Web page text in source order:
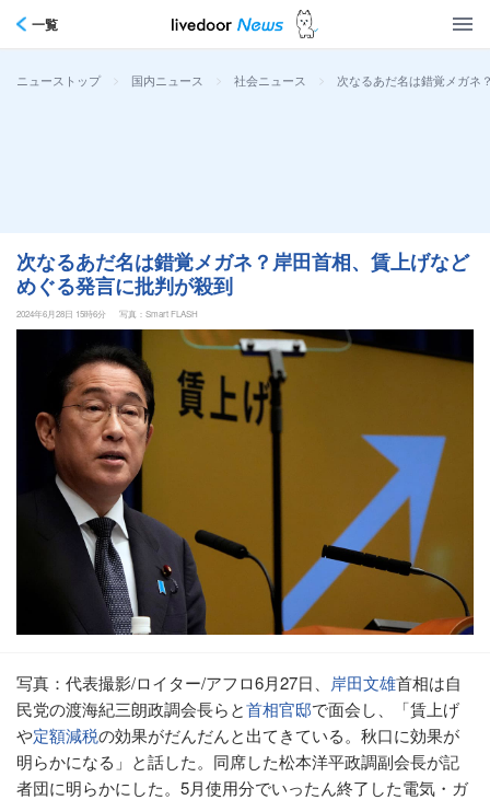
一覧
ニューストップ > 国内ニュース > 社会ニュース > 次なるあだ名は錯覚メガネ
次なるあだ名は錯覚メガネ？岸田首相、賃上げなど
めぐる発言に批判が殺到
2024年6月28日 15時6分 写真：Smart FLASH
写真：代表撮影/ロイター/アフロ6月27日、 岸田文雄首相は自
民党の渡海紀三朗政調会長らと首相官邸で面会し、「賃上げ
や定額減税の効果がだんだんと出てきている。秋口に効果が
明らかになる」と話した。同席した松本洋平政調副会長が記
者団に明らかにした。5月使用分でいったん終了した電気・ガ